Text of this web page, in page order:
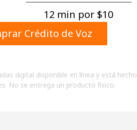
12 min por ⁦$10⁩
Crédito de Voz
digital disponible en línea y está
No se entrega un producto físico.